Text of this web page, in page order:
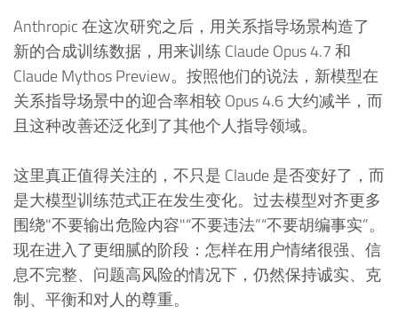
Anthropic 在这次研究之后，用关系指导场景构造了
新的合成训练数据，用来训练 Claude Opus 4.7 和
Claude Mythos Preview。按照他们的说法，新模型在
关系指导场景中的迎合率相较 Opus 4.6 大约减半，而
且这种改善还泛化到了其他个人指导领域。
这里真正值得关注的，不只是 Claude 是否变好了，而
是大模型训练范式正在发生变化。过去模型对齐更多
围绕"不要输出危险内容"“不要违法”“不要胡编事实”。
现在进入了更细腻的阶段：怎样在用户情绪很强、信
息不完整、问题高风险的情况下，仍然保持诚实、克
制、平衡和对人的尊重。